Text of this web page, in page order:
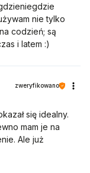
nie tylko
codzień; są
i latem :)
zweryfikowano
się idealny.
mam je na
Ale już